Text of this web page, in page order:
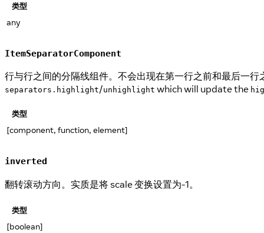
类型
any
ItemSeparatorComponent
行与行之间的分隔线组件。不会出现在第一行之前和最后一
separators.highlight/unhighlight which will update the
类型
[component, function, element]
inverted
翻转滚动方向。实质是将 scale 变换设置为-1。
类型
[boolean]